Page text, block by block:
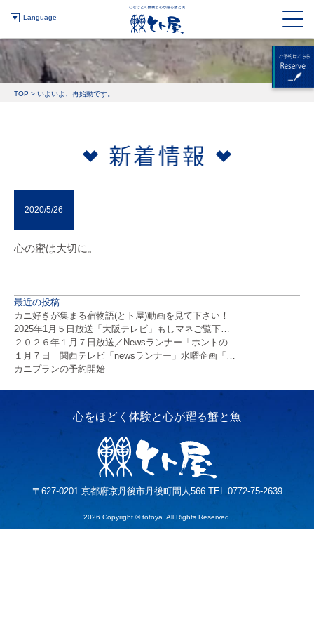
Language
TOP > いよいよ、再始動です。
2020/5/26
心の蜜は大切に。
最近の投稿
カニ好きが集まる宿物語(とト屋)動画を見て下さい！
2025年1月５日放送「大阪テレビ」もしマネご覧下…
２０２６年１月７日放送／Newsランナー「ホントの…
１月７日 関西テレビ「newsランナー」水曜企画「…
カニプランの予約開始
〒627-0201 京都府京丹後市丹後町間人566 TEL.0772-75-2639
2026 Copyright © totoya. All Rights Reserved.